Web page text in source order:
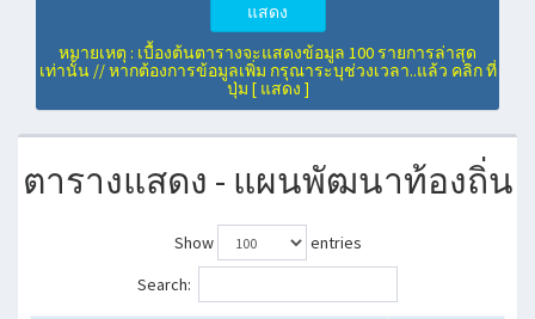
แสดง
หมายเหตุ : เบื้องต้นตารางจะแสดงข้อมูล 100 รายการล่าสุด
เท่านั้น // หากต้องการข้อมูลเพิ่ม กรุณาระบุช่วงเวลา..แล้ว คลิก ที่
ปุ่ม [ แสดง ]
ตารางแสดง - แผนพัฒนาท้องถิ่น
Show
entries
Search: